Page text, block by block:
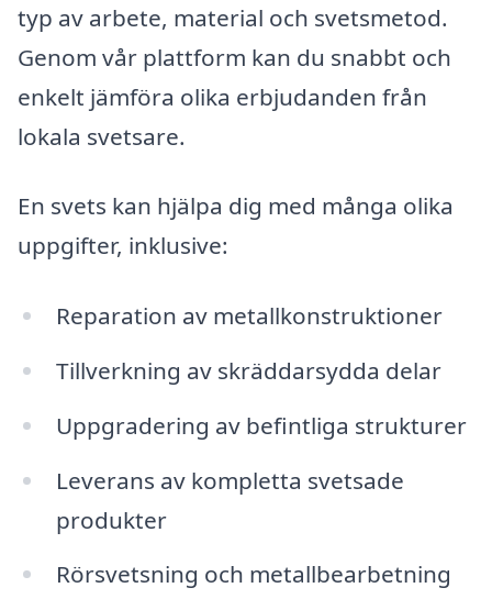
typ av arbete, material och svetsmetod.
Genom vår plattform kan du snabbt och
enkelt jämföra olika erbjudanden från
lokala svetsare.
En svets kan hjälpa dig med många olika
uppgifter, inklusive:
Reparation av metallkonstruktioner
Tillverkning av skräddarsydda delar
Uppgradering av befintliga strukturer
Leverans av kompletta svetsade
produkter
Rörsvetsning och metallbearbetning